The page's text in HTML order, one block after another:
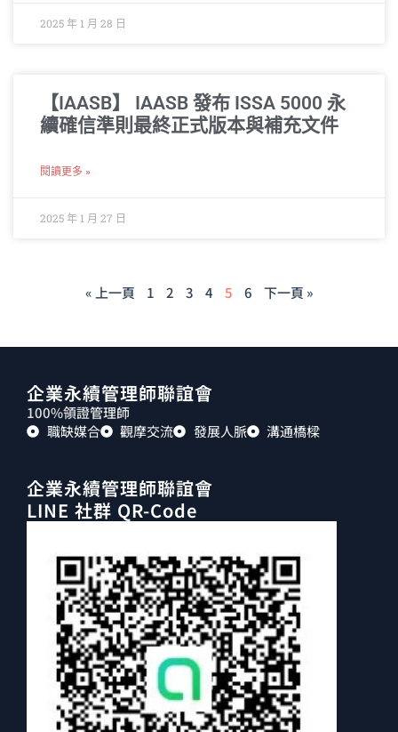
2025 年 1 月 28 日
【IAASB】 IAASB 發布 ISSA 5000 永
續確信準則最終正式版本與補充文件
閱讀更多 »
2025 年 1 月 27 日
« 上一頁 1 2 3 4 5 6 下一頁 »
企業永續管理師聯誼會
100%領證管理師
職缺媒合
觀摩交流 發展人脈 溝通橋樑
企業永續管理師聯誼會
LINE 社群 QR-Code